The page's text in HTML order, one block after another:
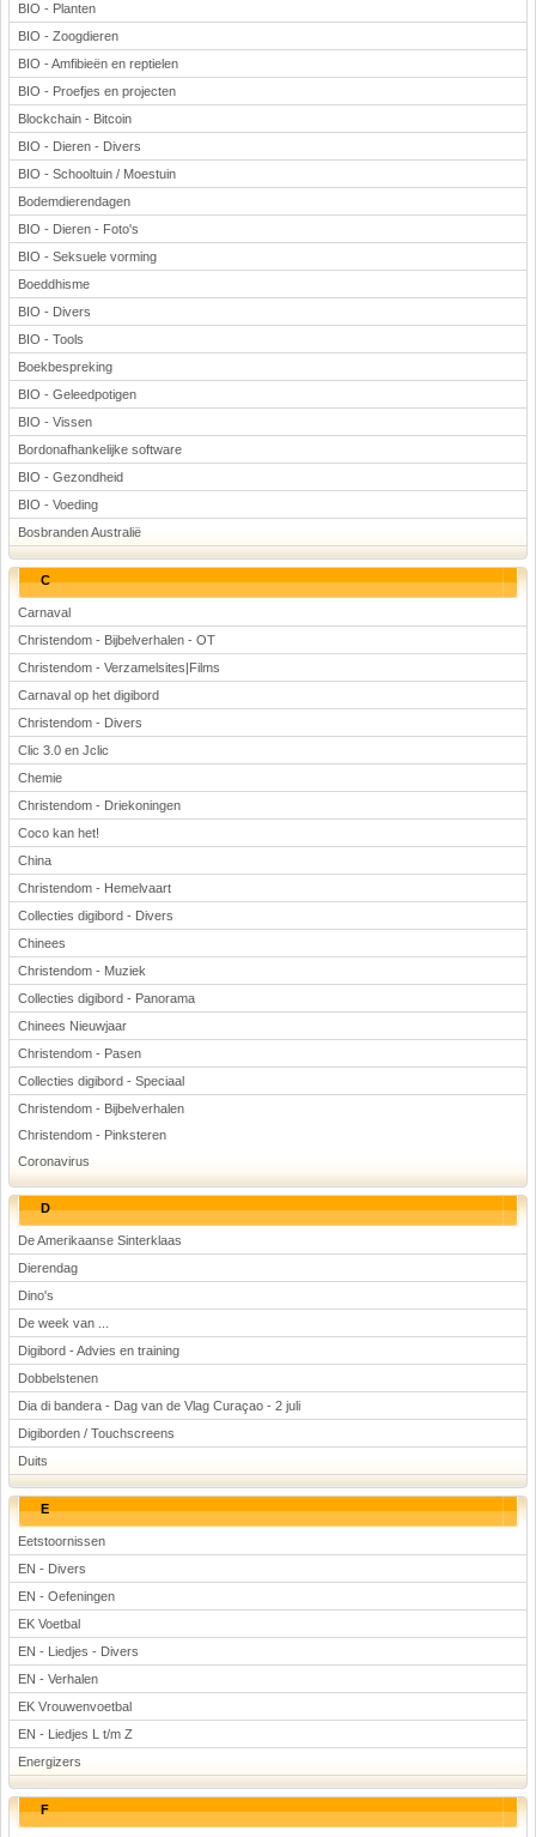
BIO - Planten
BIO - Zoogdieren
BIO - Amfibieën en reptielen
BIO - Proefjes en projecten
Blockchain - Bitcoin
BIO - Dieren - Divers
BIO - Schooltuin / Moestuin
Bodemdierendagen
BIO - Dieren - Foto's
BIO - Seksuele vorming
Boeddhisme
BIO - Divers
BIO - Tools
Boekbespreking
BIO - Geleedpotigen
BIO - Vissen
Bordonafhankelijke software
BIO - Gezondheid
BIO - Voeding
Bosbranden Australië
C
Carnaval
Christendom - Bijbelverhalen - OT
Christendom - Verzamelsites|Films
Carnaval op het digibord
Christendom - Divers
Clic 3.0 en Jclic
Chemie
Christendom - Driekoningen
Coco kan het!
China
Christendom - Hemelvaart
Collecties digibord - Divers
Chinees
Christendom - Muziek
Collecties digibord - Panorama
Chinees Nieuwjaar
Christendom - Pasen
Collecties digibord - Speciaal
Christendom - Bijbelverhalen
Christendom - Pinksteren
Coronavirus
D
De Amerikaanse Sinterklaas
Dierendag
Dino's
De week van ...
Digibord - Advies en training
Dobbelstenen
Dia di bandera - Dag van de Vlag Curaçao - 2 juli
Digiborden / Touchscreens
Duits
E
Eetstoornissen
EN - Divers
EN - Oefeningen
EK Voetbal
EN - Liedjes - Divers
EN - Verhalen
EK Vrouwenvoetbal
EN - Liedjes L t/m Z
Energizers
F